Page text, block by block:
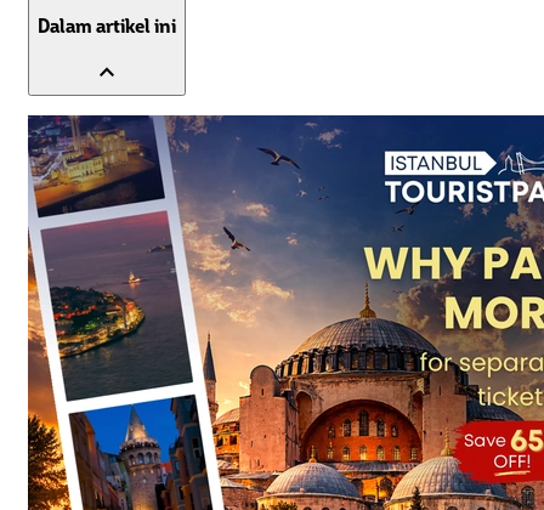
Dalam artikel ini
expand_less